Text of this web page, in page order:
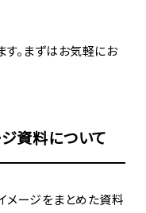
。まずはお気軽にお
資料について
メージをまとめた資料